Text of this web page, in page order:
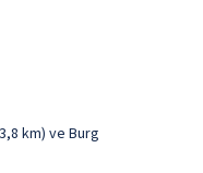
km) ve Burg